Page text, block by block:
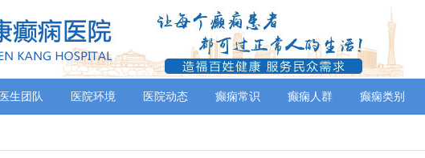
医生团队 医院环境 医院动态 癫痫常识 癫痫人群 癫痫类别